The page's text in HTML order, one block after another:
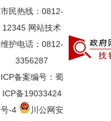
市民热线：0812-
12345 网站技术
维护电话：0812-
3356287
ICP备案编号：蜀
ICP备19033424
号-4
川公网安